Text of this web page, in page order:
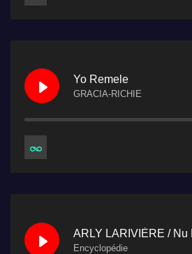
Yo Remele
GRACIA-RICHIE
ARLY LARIVIÈRE / Nu
Encyclopédie